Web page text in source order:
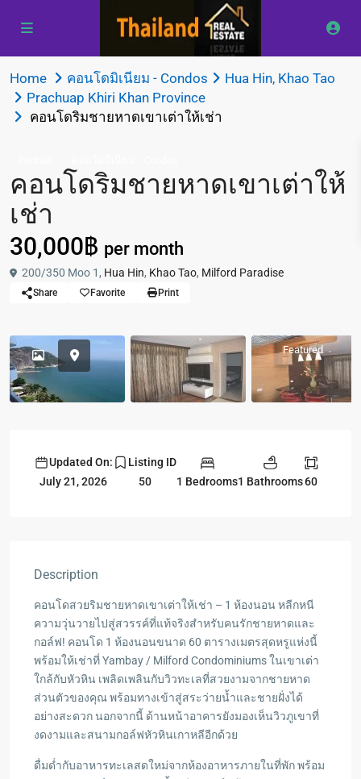
Home คอนโดมิเนียม - Condos Hua Hin, Khao Tao
Prachuap Khiri Khan Province
คอนโดริมชายหาดเขาเต่าให้เช่า
คอนโดริมชายหาดเขาเต่าให้
เช่า
30,000฿ per month
200/350 Moo 1, Hua Hin, Khao Tao, Milford Paradise
Share Favorite Print
Featured
Updated On:
July 21, 2026
Listing ID
50
1 Bedrooms1 Bathrooms60
Description
คอนโดสวยริมชายหาดเขาเต่าให้เช่า – 1 ห้องนอน หลีกหนี
ความวุ่นวายไปสู่สวรรค์ที่แท้จริงสำหรับคนรักชายหาดและ
กอล์ฟ! คอนโด 1 ห้องนอนขนาด 60 ตารางเมตรสุดหรูแห่งนี้
พร้อมให้เช่าที่ Yambay / Milford Condominiums ในเขาเต่า
ใกล้กับหัวหิน เพลิดเพลินกับวิวทะเลที่สวยงามจากชายหาด
ส่วนตัวของคุณ พร้อมทางเข้าสู่สระว่ายน้ำและชายฝั่งได้
อย่างสะดวก นอกจากนี้ ด้านหน้าอาคารยังมองเห็นวิวภูเขาที่
งดงามและสนามกอล์ฟหัวหินเกาหลีอีกด้วย
ดื่มด่ำกับอาหารทะเลสดใหม่จากห้องอาหารภายในที่พัก พร้อม